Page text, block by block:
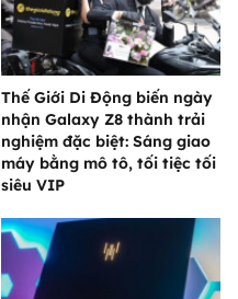
Thế Giới Di Động biến ngày
nhận Galaxy Z8 thành trải
nghiệm đặc biệt: Sáng giao
máy bằng mô tô, tối tiệc tối
siêu VIP